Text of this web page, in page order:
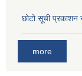
छोटो सूची प्रकाशन
more